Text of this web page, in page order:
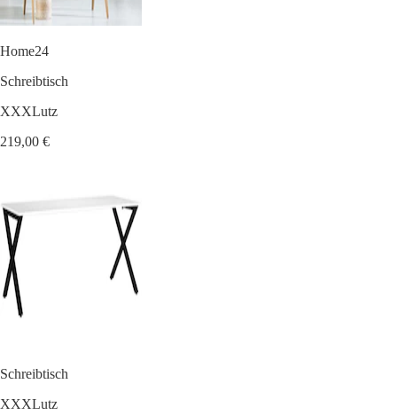
Home24
Schreibtisch
XXXLutz
219,00 €
Schreibtisch
XXXLutz